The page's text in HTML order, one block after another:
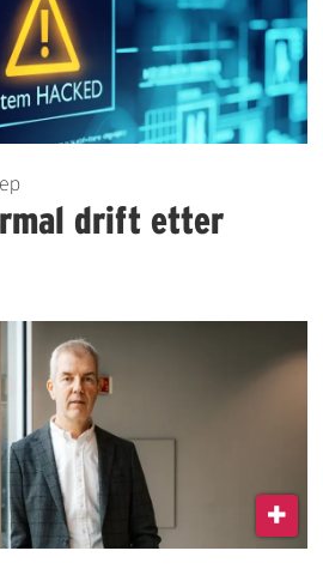
drift etter